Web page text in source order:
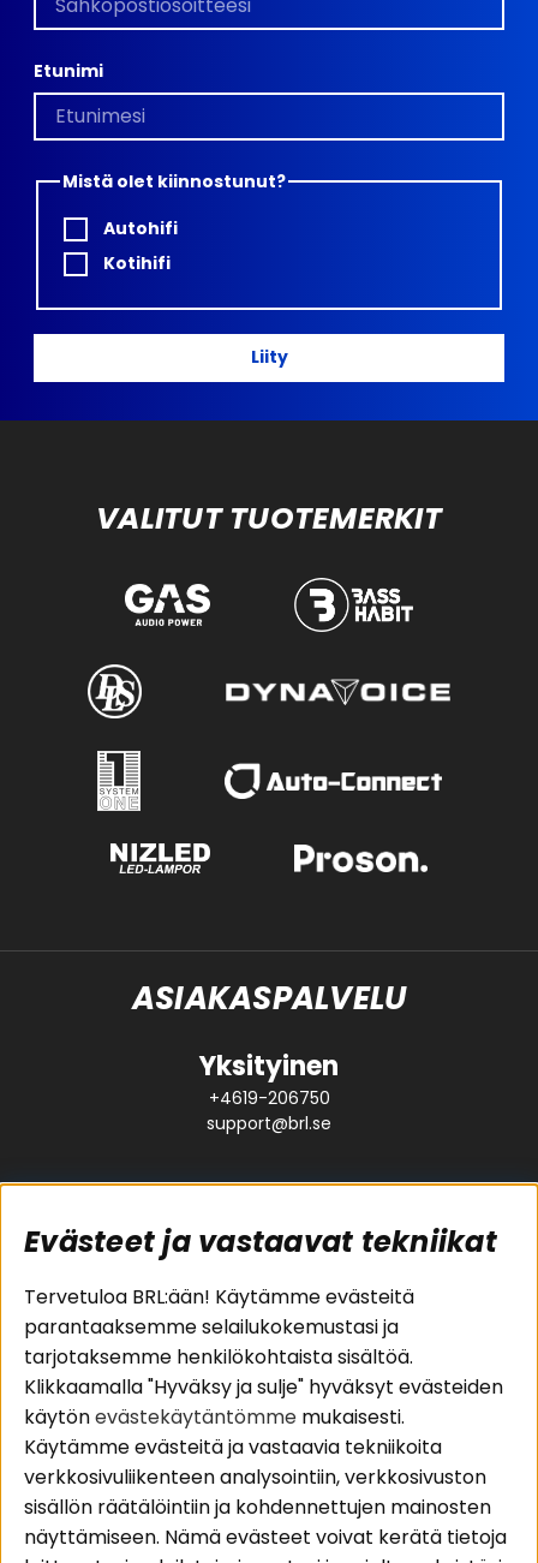
Etunimi
Mistä olet kiinnostunut?
Autohifi
Kotihifi
Liity
VALITUT TUOTEMERKIT
ASIAKASPALVELU
Yksityinen
+4619-206750
support@brl.se
Suositut sivut
Pakettiratkaisut
Autostereot
Kaiuttimet
Päätevahvistimet
Lisätarvikkeet
Kaapelit
Asiakaspalvelu
Evästeet
Huolto- ja
takuutiedot
Ostoehdot
Palautus
Tietosuojapolitiikka
Evästeet ja vastaavat tekniikat
Tervetuloa BRL:ään! Käytämme evästeitä
parantaaksemme selailukokemustasi ja
tarjotaksemme henkilökohtaista sisältöä.
Klikkaamalla "Hyväksy ja sulje" hyväksyt evästeiden
käytönevästekäytäntömme mukaisesti.
Käytämme evästeitä ja vastaavia tekniikoita
verkkosivuliikenteen analysointiin, verkkosivuston
sisällön räätälöintiin ja kohdennettujen mainosten
näyttämiseen. Nämä evästeet voivat kerätä tietoja